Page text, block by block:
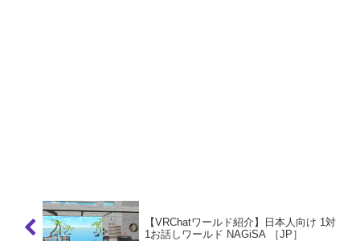
【VRChatワールド紹介】日本人向け 1対
1お話しワールド NAGiSA ［JP］